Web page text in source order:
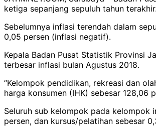
ketiga sepanjang sepuluh tahun terakhir.
Sebelumnya inflasi terendah dalam
0,05 persen (inflasi negatif).
Kepala Badan Pusat Statistik Provinsi
terbesar inflasi bulan Agustus 2018.
“Kelompok pendidikan, rekreasi dan
harga konsumen (IHK) sebesar 128,06
Seluruh sub kelompok pada kelompok
persen, dan kursus/pelatihan sebesar